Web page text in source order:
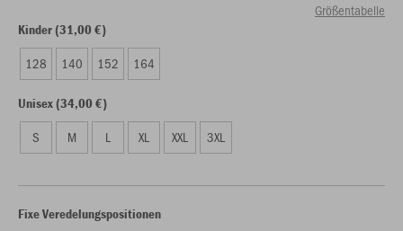
Größentabelle
Kinder (31,00 €)
128 140 152 164
Unisex (34,00 €)
S M L XL XXL 3XL
Fixe Veredelungspositionen